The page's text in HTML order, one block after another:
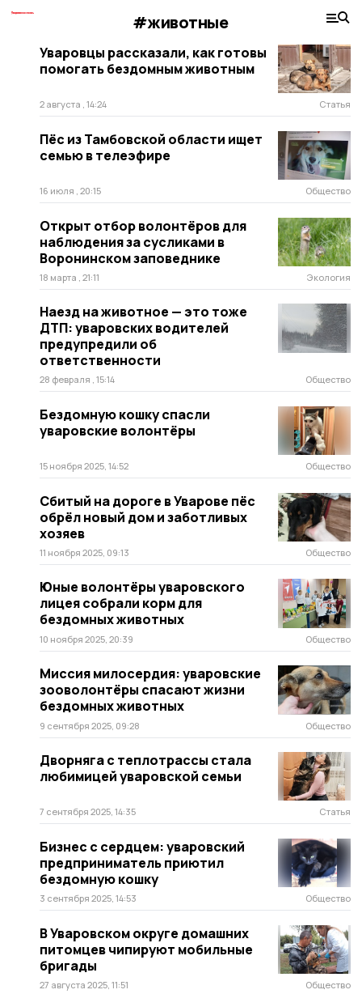
#животные
Уваровцы рассказали, как готовы
помогать бездомным животным
2 августа , 14:24 Статья
Пёс из Тамбовской области ищет
семью в телеэфире
16 июля , 20:15 Общество
Открыт отбор волонтёров для
наблюдения за сусликами в
Воронинском заповеднике
18 марта , 21:11 Экология
Наезд на животное — это тоже
ДТП: уваровских водителей
предупредили об
ответственности
28 февраля , 15:14 Общество
Бездомную кошку спасли
уваровские волонтёры
15 ноября 2025, 14:52 Общество
Сбитый на дороге в Уварове пёс
обрёл новый дом и заботливых
хозяев
11 ноября 2025, 09:13 Общество
Юные волонтёры уваровского
лицея собрали корм для
бездомных животных
10 ноября 2025, 20:39 Общество
Миссия милосердия: уваровские
зооволонтёры спасают жизни
бездомных животных
9 сентября 2025, 09:28 Общество
Дворняга с теплотрассы стала
любимицей уваровской семьи
7 сентября 2025, 14:35 Статья
Бизнес с сердцем: уваровский
предприниматель приютил
бездомную кошку
3 сентября 2025, 14:53 Общество
В Уваровском округе домашних
питомцев чипируют мобильные
бригады
27 августа 2025, 11:51 Общество